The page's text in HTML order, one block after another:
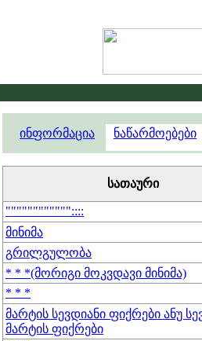
ინფორმაცია ნაწარმოებები
სათაური
""""""""""""::::
მინიმა
გრილგულობა
* * *(მორიგი მოკვდავი მინიმა)
* * *
მარტის სევდიანი ფიქრები ანუ
მარტის ფიქრები